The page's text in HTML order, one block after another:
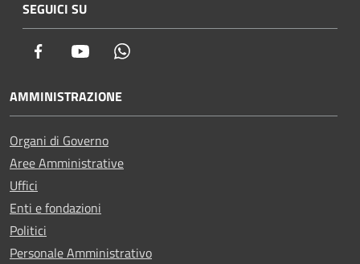
SEGUICI SU
Facebook Youtube
AMMINISTRAZIONE
Organi di Governo
Aree Amministrative
Uffici
Enti e fondazioni
Politici
Personale Amministrativo